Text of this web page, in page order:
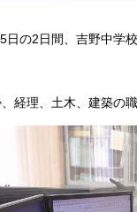
日の2日間、吉野中学
経理、土木、建築の